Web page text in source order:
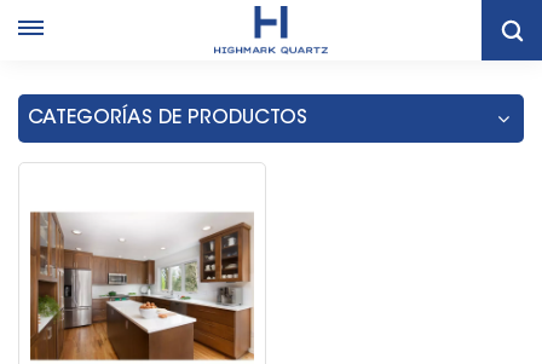
Almacenamiento De Gabinete De Despensa De Cocina De La
Cocina
CATEGORÍAS DE PRODUCTOS